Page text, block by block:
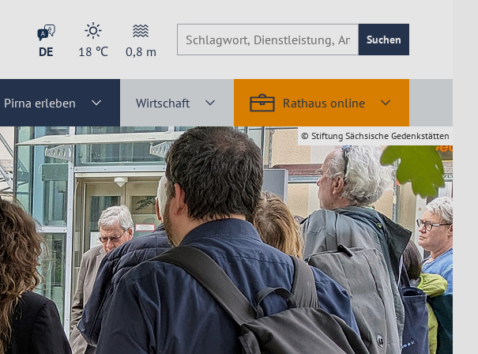
DE 18 ℃ 0,8 m
Suchen
Pirna erleben Wirtschaft Rathaus online
© Stiftung Sächsische Gedenkstätten